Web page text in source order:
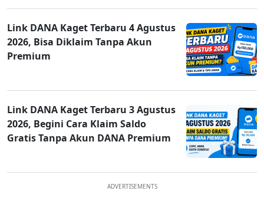
Link DANA Kaget Terbaru 4 Agustus
2026, Bisa Diklaim Tanpa Akun
Premium
Link DANA Kaget Terbaru 3 Agustus
2026, Begini Cara Klaim Saldo
Gratis Tanpa Akun DANA Premium
ADVERTISEMENTS